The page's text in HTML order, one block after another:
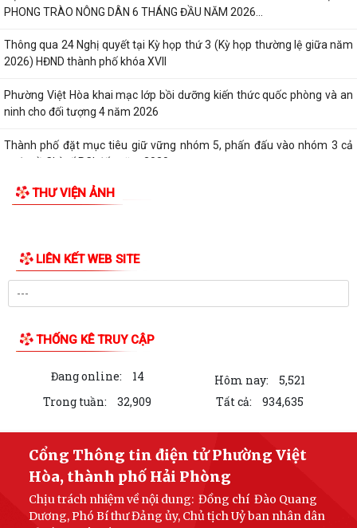
PHONG TRÀO NÔNG DÂN 6 THÁNG ĐẦU NĂM 2026...
Thông qua 24 Nghị quyết tại Kỳ họp thứ 3 (Kỳ họp thường lệ giữa năm
2026) HĐND thành phố khóa XVII
Phường Việt Hòa khai mạc lớp bồi dưỡng kiến thức quốc phòng và an
ninh cho đối tượng 4 năm 2026
Thành phố đặt mục tiêu giữ vững nhóm 5, phấn đấu vào nhóm 3 cả
nước về Chỉ số PCI đến năm 2030
Bảo đảm thực hiện chính sách bảo hiểm y tế đối với học sinh, sinh viên
ký kết thỏa ước lao động tập thể
THƯ KHEN CỦA UBND PHƯỜNG GỬI CÁN BỘ, CHIẾN SĨ CÔNG AN
PHƯỜNG
KỶ NIỆM 79 NĂM NGÀY THƯƠNG BINH - LIỆT SĨ (27/7/1947 -
HỘI CỰU CHIẾN BINH PHỐI HỢP VỚI HỘI NẠN NHÂN DA CAM/DIOXIN
PHƯỜNG VIỆT HÒA THĂM, TẶNG QUÀ GIA ĐÌNH...
PHƯỜNG VIỆT HÒA THẮP NẾN TRI ÂN CÁC ANH HÙNG LIỆT SĨ NHÂN
KỶ NIỆM 79 NĂM NGÀY THƯƠNG BINH - LIỆT SĨ...
Phường Việt Hòa tổ chức ra quân dọn dẹp vệ sinh môi trường, chỉnh
trang cảnh quan Nghĩa trang Liệt...
THƯ VIỆN ẢNH
LIÊN KẾT WEB SITE